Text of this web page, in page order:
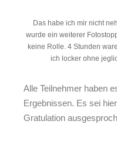
Das habe ich mir nicht
wurde ein weiterer
keine Rolle. 4 Stunden
ich locker ohne
Alle Teilnehmer haben
Ergebnissen. Es sei
Gratulation